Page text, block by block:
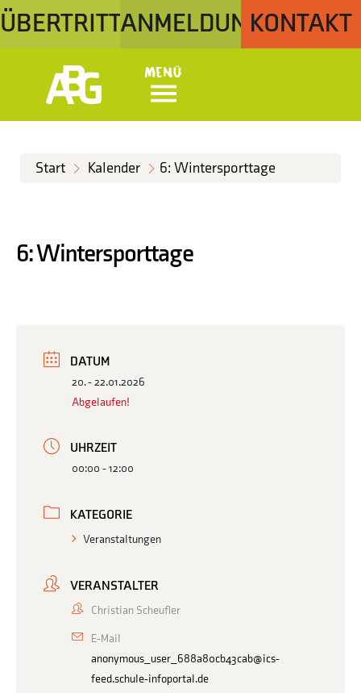
ÜBERTRITTANMELDUNGKONTAKT
Menü
Start Kalender 6: Wintersporttage
6: Wintersporttage
DATUM
20. - 22.01.2026
Abgelaufen!
UHRZEIT
00:00 - 12:00
KATEGORIE
Veranstaltungen
VERANSTALTER
Christian Scheufler
E-Mail
anonymous_user_688a80cb43cab@ics-
feed.schule-infoportal.de